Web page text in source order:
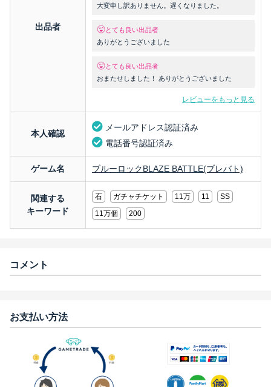
出品者
大変申し訳ありません。遅くなりました。
とても良い出品者
ありがとうございました
とても良い出品者
おまたせしました！ ありがとうございました
レビューをもっと見る
本人確認
メールアドレス認証済み
電話番号認証済み
ゲーム名 ブルーロックBLAZE BATTLE(ブレバト)
関連する
キーワード
石 ガチャチケット 11万 11
SS
11万個
200
コメント
お支払い方法